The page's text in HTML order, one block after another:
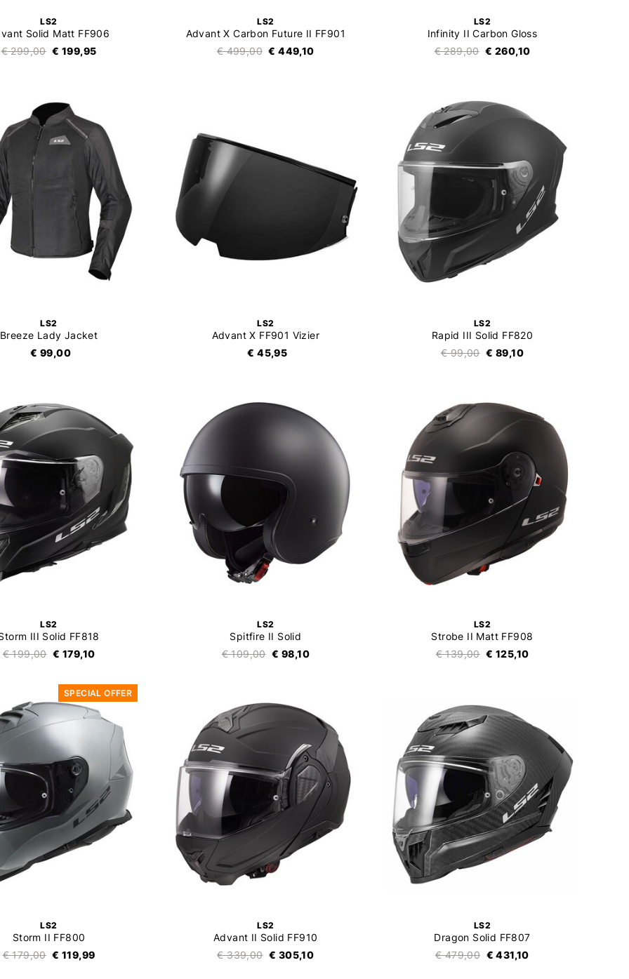
LS2
Solid Matt FF906
€ 299,00 € 199,95
LS2
Advant X Carbon Future II FF901
€ 499,00 € 449,10
LS2
Infinity II Carbon Gloss
€ 289,00 € 260,10
LS2
Breeze Lady Jacket
€ 99,00
LS2
Advant X FF901 Vizier
€ 45,95
LS2
Rapid III Solid FF820
€ 99,00 € 89,10
LS2
III Solid FF818
€ 199,00 € 179,10
LS2
Spitfire II Solid
€ 109,00 € 98,10
LS2
Strobe II Matt FF908
€ 139,00 € 125,10
SPECIAL OFFER
LS2
Storm II FF800
€ 179,00 € 119,99
LS2
Advant II Solid FF910
€ 339,00 € 305,10
LS2
Dragon Solid FF807
€ 479,00 € 431,10